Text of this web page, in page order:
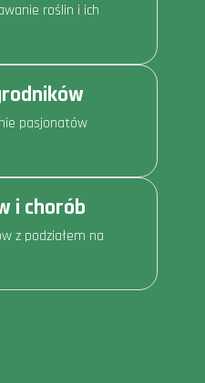
roślin i ich
pasjonatów
i chorób
z podziałem na